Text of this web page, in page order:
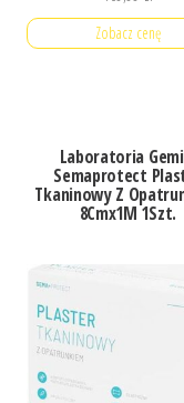
Zobacz cenę
Laboratoria
Semaprotect
Tkaninowy Z
8Cmx1M 1Szt.